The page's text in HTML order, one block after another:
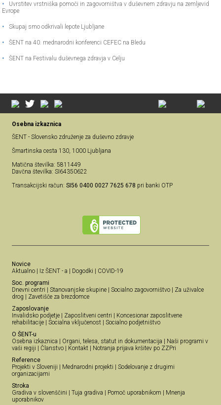
•
Uvrstitev vrstniška pomoči in zagovorništva v duševnem zdravju na zemljevid
Evrope
• Skupaj smo odkrivali lepote Ljubljane
• ŠENT na 40. mednarodni konferenci CEFEC na Bledu
• ŠENT na Festivalu duševnega zdravja v Celju
Osebna izkaznica
ŠENT - Slovensko združenje za duševno zdravje
Šmartinska cesta 130, 1000 Ljubljana
Matična številka: 5811449
Davčna številka: SI64350622
Transakcijski račun: SI56 0400 0027 7625 678 pri banki OTP
Novice
Aktualno
Iz ŠENT - a Dogodki
COVID-19
Soc. programi
Dnevni centri
Stanovanjske skupine Socialno zagovorništvo
Za uživalce
drog
Zavetišče za brezdomce
Zaposlovanje
Invalidsko podjetje
Zaposlitveni centri
Koncesionar zaposlitvene
rehabilitacije
Socialna vključenost
Socialno podjetništvo
O ŠENT-u
Osebna izkaznica
Organi, telesa, statut in dokumentacija
Naši programi v
vaši regiji
Članstvo Kontakt
Notranja prijava kršitev po ZZPri
Reference
Projekti v Sloveniji
Mednarodni projekti
Sodelovanje z drugimi
organizacijami
Stroka
Gradiva v slovenščini
Tuja gradiva Pomoč uporabnikom
Mnenja
uporabnikov